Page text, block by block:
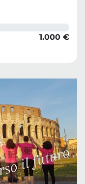
1.000 €